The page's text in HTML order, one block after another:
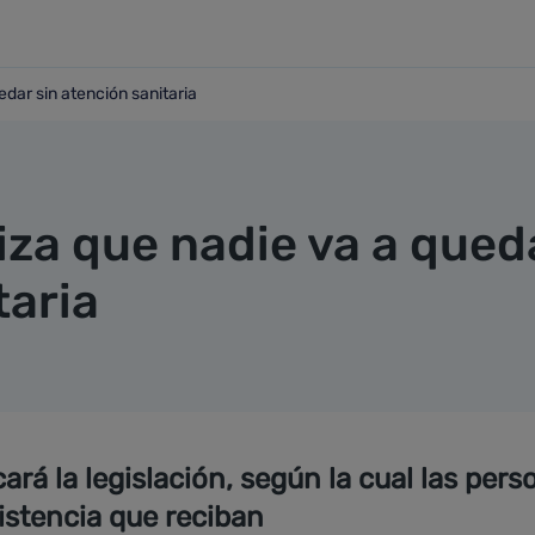
sin atención sanitaria
sin atención sanitaria
que nadie va a
la legislación, según la cual las
que reciban